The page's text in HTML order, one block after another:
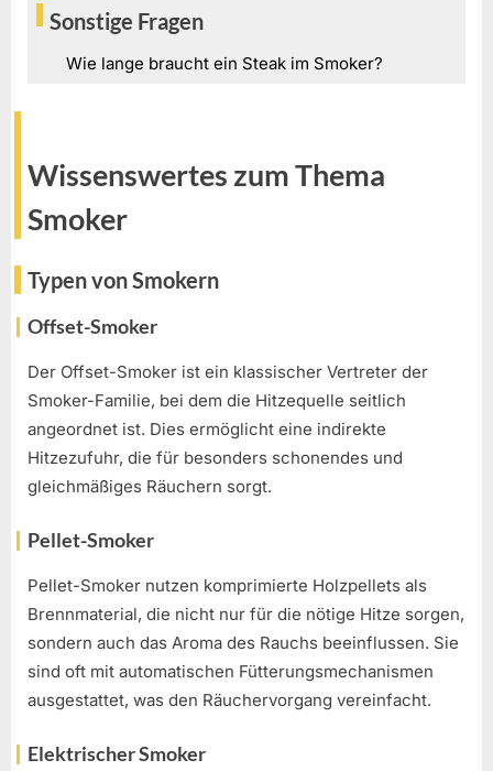
Sonstige Fragen
Wie lange braucht ein Steak im Smoker?
Wissenswertes zum Thema
Smoker
Typen von Smokern
Offset-Smoker
Der Offset-Smoker ist ein klassischer Vertreter der
Smoker-Familie, bei dem die Hitzequelle seitlich
angeordnet ist. Dies ermöglicht eine indirekte
Hitzezufuhr, die für besonders schonendes und
gleichmäßiges Räuchern sorgt.
Pellet-Smoker
Pellet-Smoker nutzen komprimierte Holzpellets als
Brennmaterial, die nicht nur für die nötige Hitze sorgen,
sondern auch das Aroma des Rauchs beeinflussen. Sie
sind oft mit automatischen Fütterungsmechanismen
ausgestattet, was den Räuchervorgang vereinfacht.
Elektrischer Smoker